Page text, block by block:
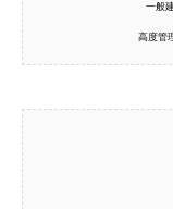
一般
高度管